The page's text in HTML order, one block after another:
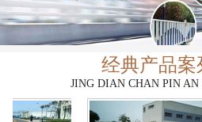
经典产品案
JING DIAN CHAN PIN